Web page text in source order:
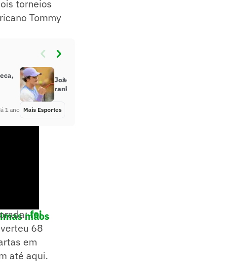
torneios
Tommy
1 ano
João Fonseca deve subir no
ranking antes de Halle; entenda
Mais Esportes
mãos
foi
68
em
até aqui.